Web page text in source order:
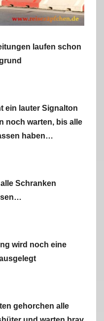
laufen schon
ein lauter Signalton
noch warten, bis alle
haben…
Schranken
wird noch eine
gehorchen alle